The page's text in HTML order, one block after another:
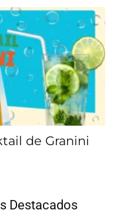
de Granini
Destacados